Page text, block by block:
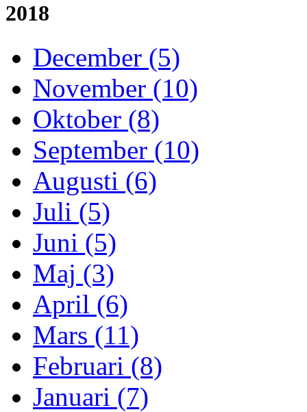
2018
December (5)
November (10)
Oktober (8)
September (10)
Augusti (6)
Juli (5)
Juni (5)
Maj (3)
April (6)
Mars (11)
Februari (8)
Januari (7)